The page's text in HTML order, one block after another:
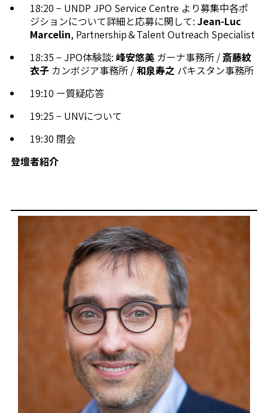
18:20 − UNDP JPO Service Centre より募集中各ポ
ジションについて詳細と応募に関して: Jean-Luc
Marcelin, Partnership＆Talent Outreach Specialist
18:35 − JPO体験談: 峰安悠美 ガーナ事務所 /斎藤紋
衣子 カンボジア事務所 / 和泉寿之 パキスタン事務所
19:10 ー質疑応答
19:25 − UNVについて
19:30 閉会
登壇者紹介